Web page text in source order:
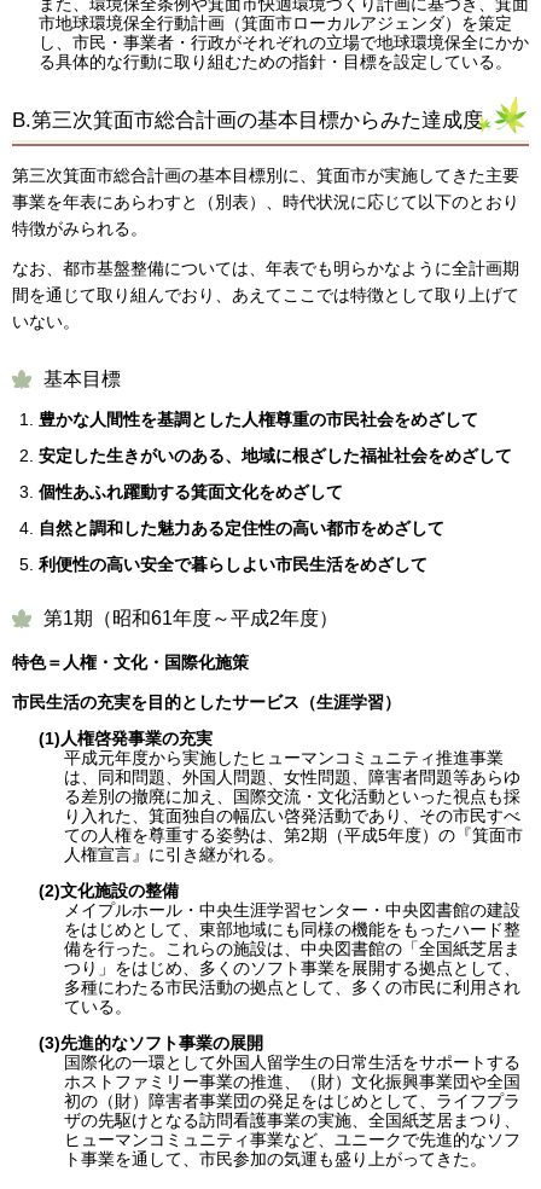
また、環境保全条例や箕面市快適環境づくり計画に基づき、箕面
市地球環境保全行動計画（箕面市ローカルアジェンダ）を策定
し、市民・事業者・行政がそれぞれの立場で地球環境保全にかか
る具体的な行動に取り組むための指針・目標を設定している。
B.第三次箕面市総合計画の基本目標からみた達成度
第三次箕面市総合計画の基本目標別に、箕面市が実施してきた主要
事業を年表にあらわすと（別表）、時代状況に応じて以下のとおり
特徴がみられる。
なお、都市基盤整備については、年表でも明らかなように全計画期
間を通じて取り組んでおり、あえてここでは特徴として取り上げて
いない。
基本目標
豊かな人間性を基調とした人権尊重の市民社会をめざして
安定した生きがいのある、地域に根ざした福祉社会をめざして
個性あふれ躍動する箕面文化をめざして
自然と調和した魅力ある定住性の高い都市をめざして
利便性の高い安全で暮らしよい市民生活をめざして
第1期（昭和61年度～平成2年度）
特色＝人権・文化・国際化施策
市民生活の充実を目的としたサービス（生涯学習）
(1)人権啓発事業の充実
平成元年度から実施したヒューマンコミュニティ推進事業
は、同和問題、外国人問題、女性問題、障害者問題等あらゆ
る差別の撤廃に加え、国際交流・文化活動といった視点も採
り入れた、箕面独自の幅広い啓発活動であり、その市民すべ
ての人権を尊重する姿勢は、第2期（平成5年度）の『箕面市
人権宣言』に引き継がれる。
(2)文化施設の整備
メイプルホール・中央生涯学習センター・中央図書館の建設
をはじめとして、東部地域にも同様の機能をもったハード整
備を行った。これらの施設は、中央図書館の「全国紙芝居ま
つり」をはじめ、多くのソフト事業を展開する拠点として、
多種にわたる市民活動の拠点として、多くの市民に利用され
ている。
(3)先進的なソフト事業の展開
国際化の一環として外国人留学生の日常生活をサポートする
ホストファミリー事業の推進、（財）文化振興事業団や全国
初の（財）障害者事業団の発足をはじめとして、ライフプラ
ザの先駆けとなる訪問看護事業の実施、全国紙芝居まつり、
ヒューマンコミュニティ事業など、ユニークで先進的なソフ
ト事業を通して、市民参加の気運も盛り上がってきた。